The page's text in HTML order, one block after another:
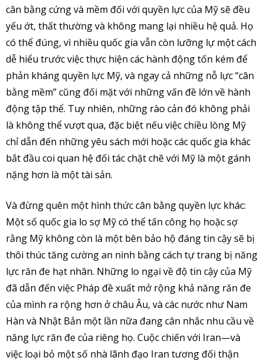
cân bằng cứng và mềm đối với quyền lực của Mỹ sẽ đều
yếu ớt, thất thường và không mang lại nhiều hệ quả. Họ
có thể đúng, vì nhiều quốc gia vẫn còn lưỡng lự một cách
dễ hiểu trước việc thực hiện các hành động tốn kém để
phản kháng quyền lực Mỹ, và ngay cả những nỗ lực “cân
bằng mềm” cũng đối mặt với những vấn đề lớn về hành
động tập thể. Tuy nhiên, những rào cản đó không phải
là không thể vượt qua, đặc biệt nếu việc chiều lòng Mỹ
chỉ dẫn đến những yêu sách mới hoặc các quốc gia khác
bắt đầu coi quan hệ đối tác chặt chẽ với Mỹ là một gánh
nặng hơn là một tài sản.
Và đừng quên một hình thức cân bằng quyền lực khác:
Một số quốc gia lo sợ Mỹ có thể tấn công họ hoặc sợ
rằng Mỹ không còn là một bên bảo hộ đáng tin cậy sẽ bị
thôi thúc tăng cường an ninh bằng cách tự trang bị năng
lực răn đe hạt nhân. Những lo ngại về độ tin cậy của Mỹ
đã dẫn đến việc Pháp đề xuất mở rộng khả năng răn đe
của mình ra rộng hơn ở châu Âu, và các nước như Nam
Hàn và Nhật Bản một lần nữa đang cân nhắc nhu cầu về
năng lực răn đe của riêng họ. Cuộc chiến với Iran—và
việc loại bỏ một số nhà lãnh đạo Iran tương đối thận